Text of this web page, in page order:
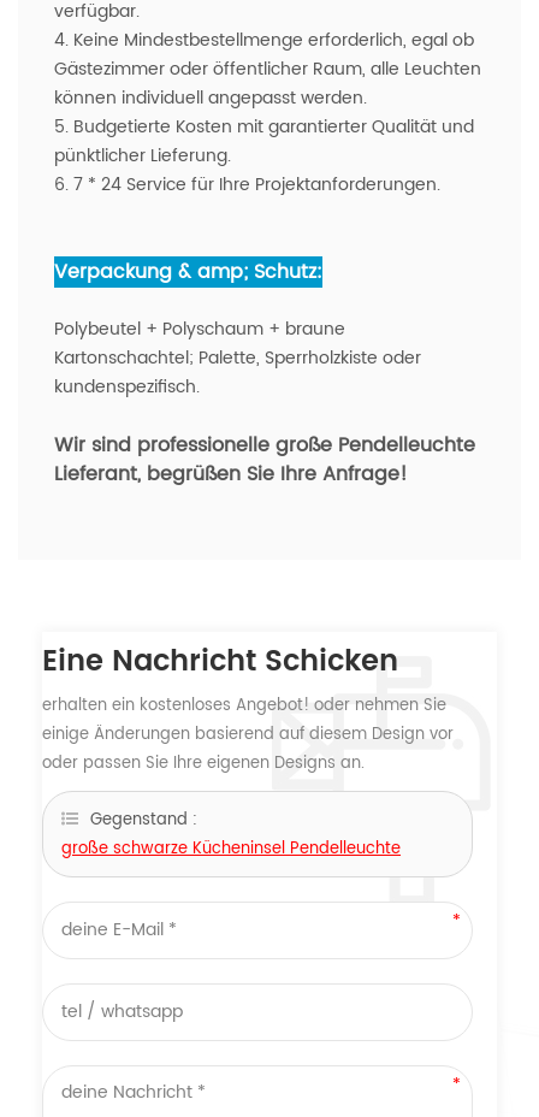
verfügbar.
4. Keine Mindestbestellmenge erforderlich, egal ob
Gästezimmer oder öffentlicher Raum, alle Leuchten
können individuell angepasst werden.
5. Budgetierte Kosten mit garantierter Qualität und
pünktlicher Lieferung.
6. 7 * 24 Service für Ihre Projektanforderungen.
Verpackung & amp; Schutz:
Polybeutel + Polyschaum + braune
Kartonschachtel; Palette, Sperrholzkiste oder
kundenspezifisch.
Wir sind professionelle große Pendelleuchte
Lieferant, begrüßen Sie Ihre Anfrage!
Eine Nachricht Schicken
erhalten ein kostenloses Angebot! oder nehmen Sie
einige Änderungen basierend auf diesem Design vor
oder passen Sie Ihre eigenen Designs an.
Gegenstand :
große schwarze Kücheninsel Pendelleuchte